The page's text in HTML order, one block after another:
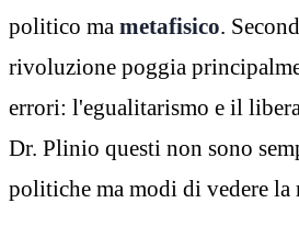
politico ma metafisico.
rivoluzione poggia
errori: l'egualitarismo e il
Dr. Plinio questi non sono
politiche ma modi di vedere la